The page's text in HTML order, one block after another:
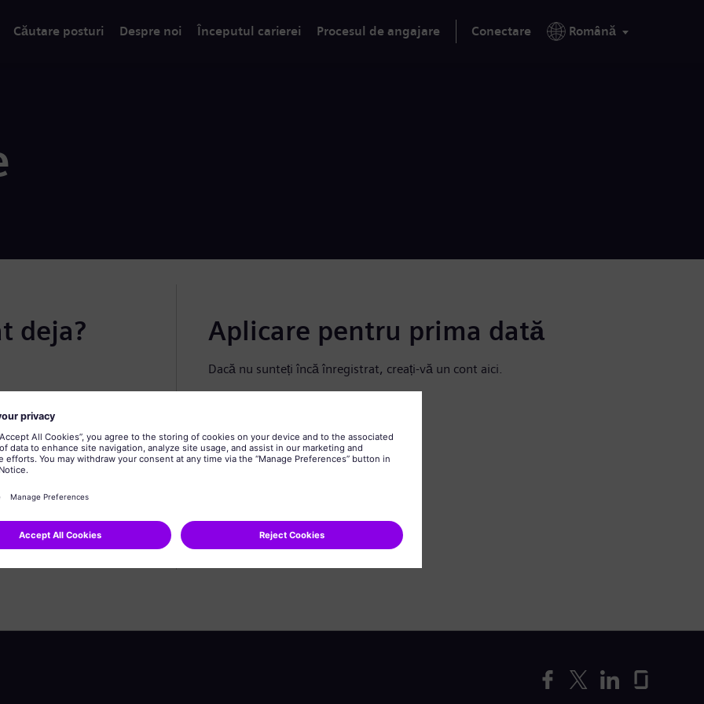
Căutare posturi Despre noi Începutul carierei Procesul de angajare Conectare Română
deja? Aplicare pentru prima dată
Dacă nu sunteți încă înregistrat, creați-vă un cont aici.